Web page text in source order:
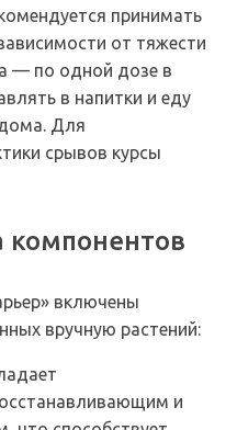
принимать
от тяжести
— по одной дозе в
в напитки и еду
Для
срывов курсы
компонентов
включены
вручную растений:
и